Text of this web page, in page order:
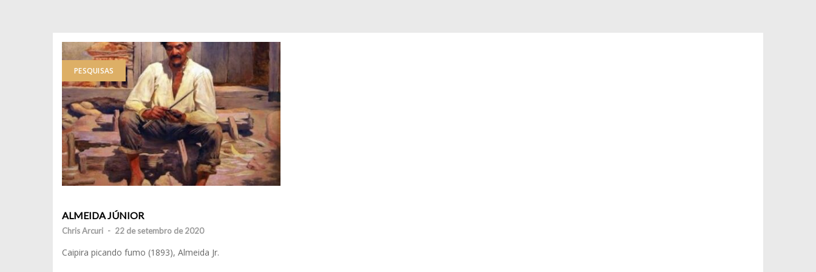
PESQUISAS
ALMEIDA JÚNIOR
Chris Arcuri - 22 de setembro de 2020
Caipira picando fumo (1893), Almeida Jr.